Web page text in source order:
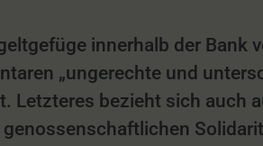
innerhalb der Bank
„ungerechte und
Letzteres bezieht sich auch